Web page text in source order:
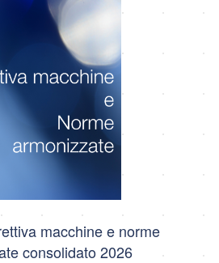
macchine e norme
consolidato 2026